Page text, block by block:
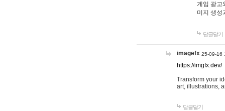
게임 광고
미지 생성
답글달기
imagefx 25-09-16
https://imgfx.dev/
Transform your
art, illustrations,
답글달기